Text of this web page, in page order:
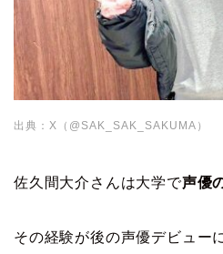
出典：X（@SAK_SAK_SAKUMA）
佐久間大介さんは大学で声優
その経験が後の声優デビュー